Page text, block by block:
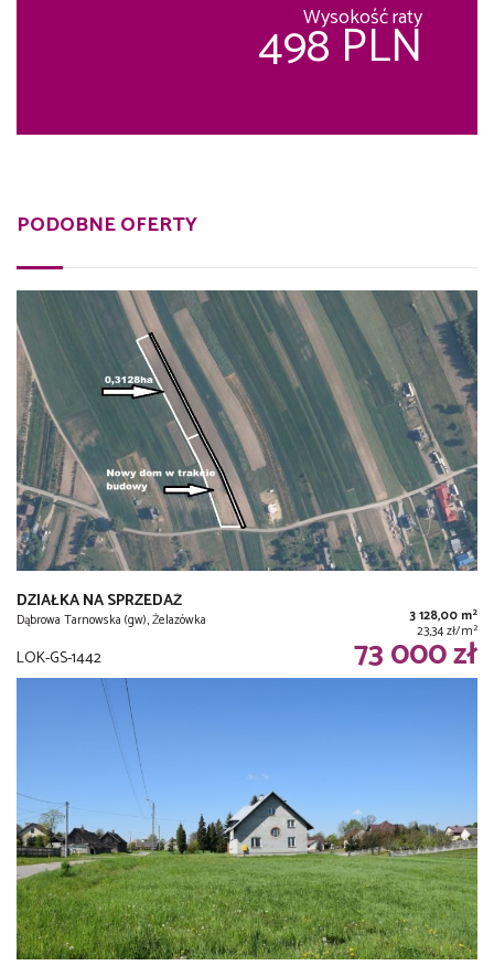
Wysokość raty
498 PLN
PODOBNE OFERTY
DZIAŁKA NA SPRZEDAŻ
Dąbrowa Tarnowska (gw), Żelazówka 3 128,00 m2
23,34 zł/m2
LOK-GS-1442 73 000 zł